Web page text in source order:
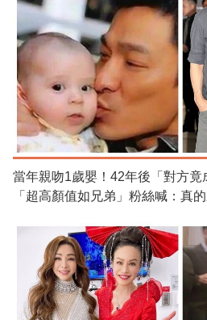
當年親吻1歲嬰！42年後「對方
「超高顏值如兄弟」粉絲喊：真